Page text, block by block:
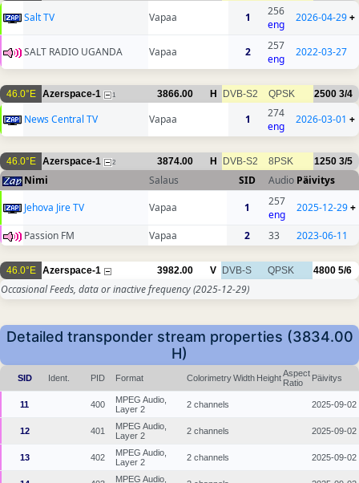
Salt TV Vapaa 1
256
eng
2026-04-29+
SALT RADIO UGANDA Vapaa 2
257
eng
2022-03-27
46.0°E Azerspace-1 1 3866.00 H DVB-S2 QPSK 2500 3/4
News Central TV Vapaa 1
274
eng
2026-03-01 +
46.0°E Azerspace-1 2 3874.00 H DVB-S2 8PSK 1250 3/5
Nimi Salaus SID Audio Päivitys
Jehova Jire TV
Vapaa 1
257
eng
2025-12-29+
Passion FM Vapaa 2 33 2023-06-11
46.0°E Azerspace-1 3982.00 V DVB-S QPSK 4800 5/6
Occasional Feeds, data or inactive frequency(2025-12-29)
Detailed transponder stream properties (3834.00
H)
SID Ident. PID Format ColorimetryWidth HeightAspect
Ratio
Päivitys
11 400
MPEG Audio,
Layer 2
2 channels 2025-09-02
12 401
MPEG Audio,
Layer 2
2 channels 2025-09-02
13 402
MPEG Audio,
Layer 2
2 channels 2025-09-02
MPEG Audio,